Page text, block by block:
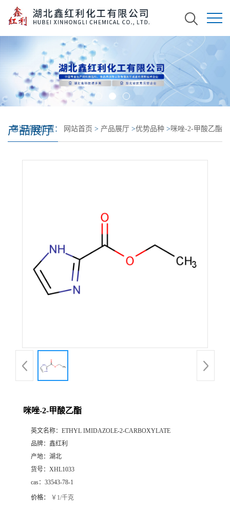
产品展厅
您当前的位置： 网站首页 > 产品展厅 >优势品种 >咪唑-2-甲酸乙酯
咪唑-2-甲酸乙酯
英文名称： ETHYL IMIDAZOLE-2-CARBOXYLATE
品牌： 鑫红利
产地： 湖北
货号： XHL1033
cas： 33543-78-1
价格： ￥1/千克